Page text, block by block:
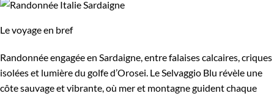
Le voyage en bref
Randonnée engagée en Sardaigne, entre falaises calcaires, criques
isolées et lumière du golfe d’Orosei. Le Selvaggio Blu révèle une
côte sauvage et vibrante, où mer et montagne guident chaque